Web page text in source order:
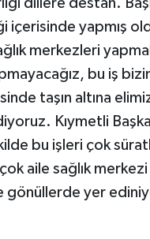
içerisinde yapmış
merkezleri
bu iş
taşın altına
Kıymetli
bu işleri çok
çok aile sağlık
yer